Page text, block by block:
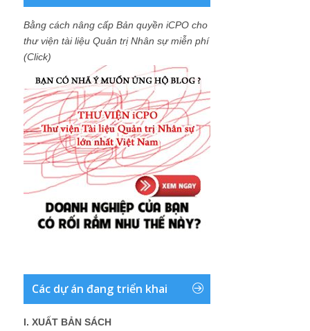
Bằng cách nâng cấp Bản quyền iCPO cho
thư viện tài liệu Quản trị Nhân sự miễn phí
(Click)
Các dự án đang triển khai
I. XUẤT BẢN SÁCH